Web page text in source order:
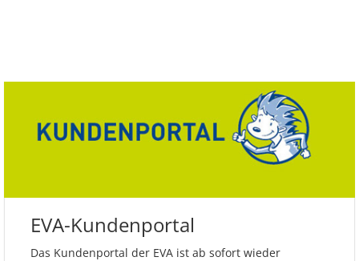
EVA-Kundenportal
Das Kundenportal der EVA ist ab sofort wieder